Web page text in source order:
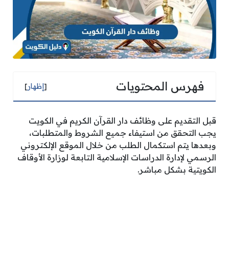
فهرس المحتويات [إظهار]
قبل التقديم على وظائف دار القرآن الكريم في الكويت
يجب التحقق من استيفاء جميع الشروط والمتطلبات،
وبعدها يتم استكمال الطلب من خلال الموقع الإلكتروني
الرسمي لإدارة الدراسات الإسلامية التابعة لوزارة الأوقاف
الكويتية بشكل مباشر.